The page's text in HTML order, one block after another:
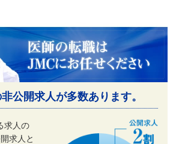
公開求人が多数あります。
求人の
求人と